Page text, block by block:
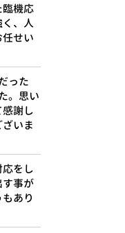
機応
、人
せい
った
。思い
謝し
いま
をし
事が
あり